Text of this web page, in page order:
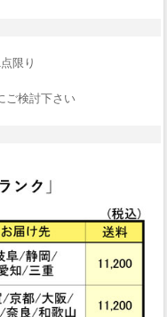
限り
ご検討下さい